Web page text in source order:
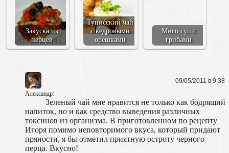
Закуска из
перцев
Тунисский чай
с кедровыми
орешками
Мисо суп с
грибами
Александр:
09/05/2011 в 9:38
Зеленый чай мне нравится не только как бодрящий
напиток, но и как средство выведения различных
токсинов из организма. В приготовленном по рецепту
Игоря помимо неповторимого вкуса, который придают
пряности, я бы отметил приятную остроту черного
перца. Вкусно!